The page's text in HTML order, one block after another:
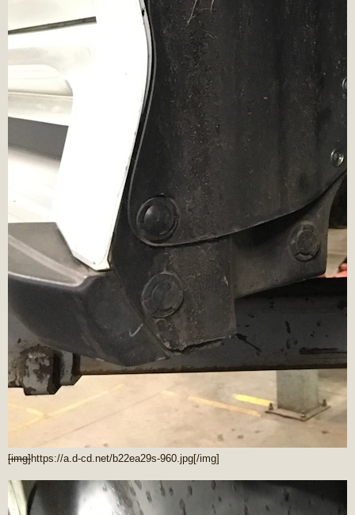
[img]https://a.d-cd.net/b22ea29s-960.jpg[/img]